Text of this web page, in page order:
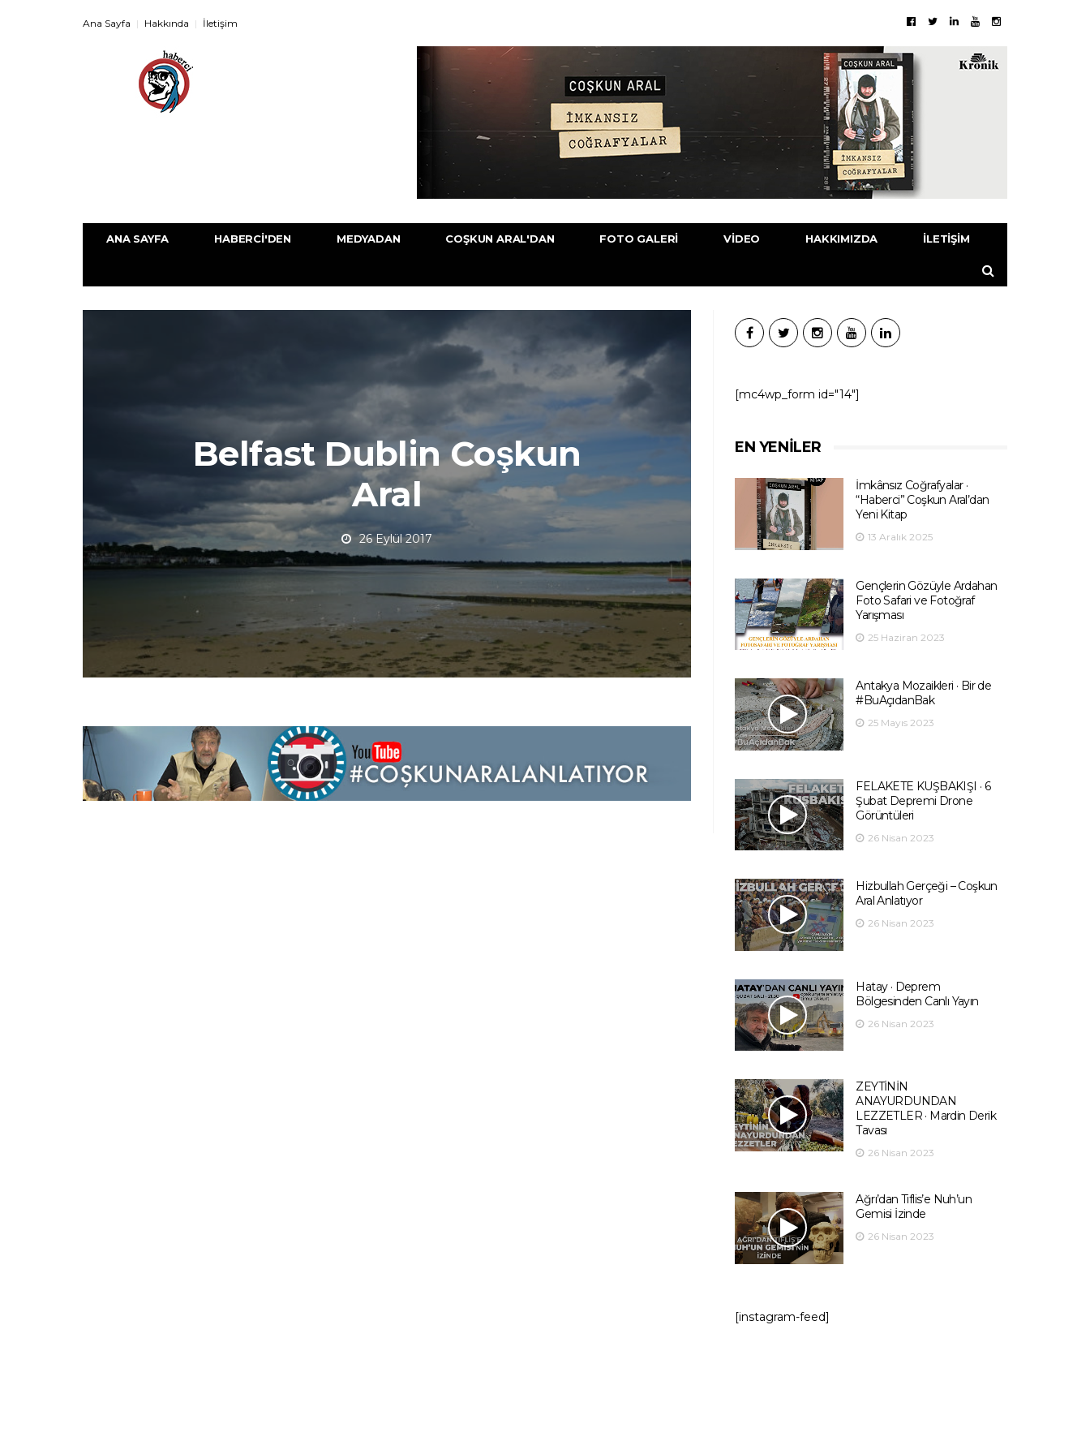
Ana Sayfa Hakkında İletişim
ANA SAYFA HABERCI'DEN MEDYADAN COŞKUN ARAL'DAN FOTO GALERI VIDEO HAKKIMIZDA İLETIŞIM
Belfast Dublin Coşkun
Aral
26 Eylül 2017
[mc4wp_form id="14"]
EN YENILER
İmkânsız Coğrafyalar ·
“Haberci” Coşkun Aral’dan
Yeni Kitap
13 Aralık 2025
Gençlerin Gözüyle Ardahan
Foto Safari ve Fotoğraf
Yarışması
25 Haziran 2023
Antakya Mozaikleri · Bir de
#BuAçıdanBak
25 Mayıs 2023
FELAKETE KUŞBAKIŞI · 6
Şubat Depremi Drone
Görüntüleri
26 Nisan 2023
Hizbullah Gerçeği – Coşkun
Aral Anlatıyor
26 Nisan 2023
Hatay · Deprem
Bölgesinden Canlı Yayın
26 Nisan 2023
ZEYTİNİN
ANAYURDUNDAN
LEZZETLER · Mardin Derik
Tavası
26 Nisan 2023
Ağrı’dan Tiflis’e Nuh’un
Gemisi İzinde
26 Nisan 2023
[instagram-feed]